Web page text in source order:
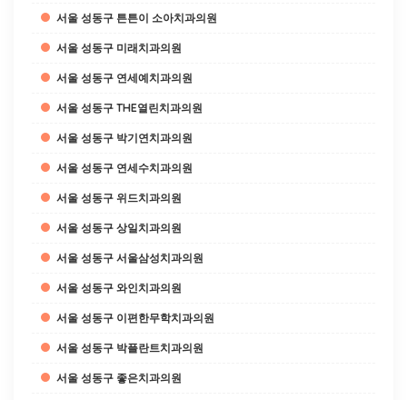
서울 성동구 튼튼이 소아치과의원
서울 성동구 미래치과의원
서울 성동구 연세예치과의원
서울 성동구 THE열린치과의원
서울 성동구 박기연치과의원
서울 성동구 연세수치과의원
서울 성동구 위드치과의원
서울 성동구 상일치과의원
서울 성동구 서울삼성치과의원
서울 성동구 와인치과의원
서울 성동구 이편한무학치과의원
서울 성동구 박플란트치과의원
서울 성동구 좋은치과의원